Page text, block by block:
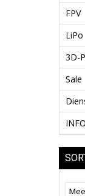
FPV
LiPo
3D-
Sale
INFO